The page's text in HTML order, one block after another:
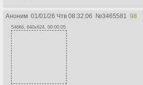
Аноним 01/01/26 Чтв 08:32:06 №3465581 98
546Кб, 640x624, 00:00:05